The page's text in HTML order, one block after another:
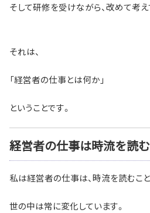
そして研修を受けながら、改めて考え
それは、
「経営者の仕事とは何か」
ということです。
経営者の仕事は時流を読
私は経営者の仕事は、時流を読むこと
世の中は常に変化しています。